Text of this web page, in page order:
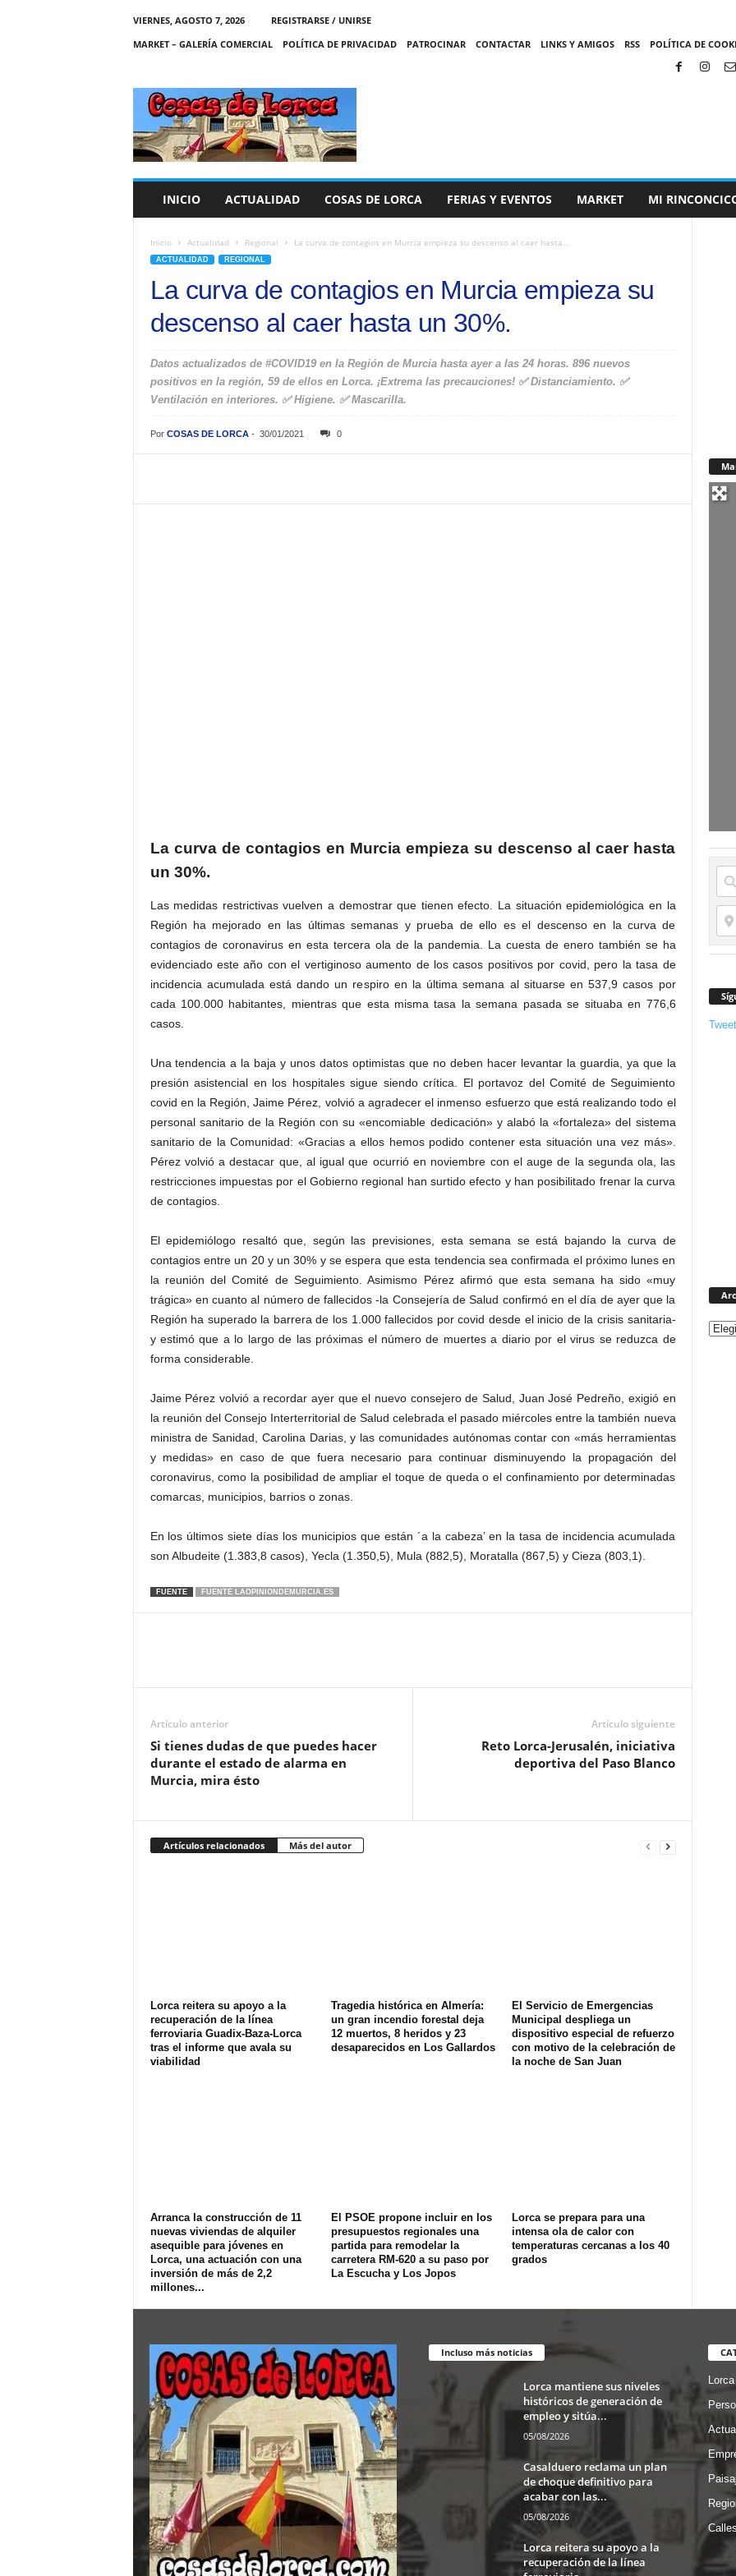
VIERNES, AGOSTO 7, 2026
REGISTRARSE / UNIRSE
MARKET – GALERÍA COMERCIAL
POLÍTICA DE PRIVACIDAD PATROCINAR CONTACTAR LINKS Y AMIGOS RSS POLÍTICA DE
C
A
S
INICIO ACTUALIDAD COSAS DE LORCA FERIAS Y EVENTOS MARKET MI
Inicio Actualidad Regional La curva de contagios en Murcia empieza su descenso al caer hasta...
ACTUALIDAD REGIONAL
La curva de contagios en Murcia empieza su
descenso al caer hasta un 30%.
Datos actualizados de #COVID19 en la Región de Murcia hasta ayer a las 24 horas. 896 nuevos
positivos en la región, 59 de ellos en Lorca. ¡Extrema las precauciones! ✅ Distanciamiento. ✅
Ventilación en interiores. ✅ Higiene. ✅ Mascarilla.
Por COSAS DE LORCA- 30/01/2021 0
La curva de contagios en Murcia empieza su descenso al caer hasta
un 30%.
Las medidas restrictivas vuelven a demostrar que tienen efecto. La situación epidemiológica en la
Región ha mejorado en las últimas semanas y prueba de ello es el descenso en la curva de
contagios de coronavirus en esta tercera ola de la pandemia. La cuesta de enero también se ha
evidenciado este año con el vertiginoso aumento de los casos positivos por covid, pero la tasa de
incidencia acumulada está dando un respiro en la última semana al situarse en 537,9 casos por
cada 100.000 habitantes, mientras que esta misma tasa la semana pasada se situaba en 776,6
casos.
Una tendencia a la baja y unos datos optimistas que no deben hacer levantar la guardia, ya que la
presión asistencial en los hospitales sigue siendo crítica. El portavoz del Comité de Seguimiento
covid en la Región, Jaime Pérez, volvió a agradecer el inmenso esfuerzo que está realizando todo el
personal sanitario de la Región con su «encomiable dedicación» y alabó la «fortaleza» del sistema
sanitario de la Comunidad: «Gracias a ellos hemos podido contener esta situación una vez más».
Pérez volvió a destacar que, al igual que ocurrió en noviembre con el auge de la segunda ola, las
restricciones impuestas por el Gobierno regional han surtido efecto y han posibilitado frenar la curva
de contagios.
El epidemiólogo resaltó que, según las previsiones, esta semana se está bajando la curva de
contagios entre un 20 y un 30% y se espera que esta tendencia sea confirmada el próximo lunes en
la reunión del Comité de Seguimiento. Asimismo Pérez afirmó que esta semana ha sido «muy
trágica» en cuanto al número de fallecidos -la Consejería de Salud confirmó en el día de ayer que la
Región ha superado la barrera de los 1.000 fallecidos por covid desde el inicio de la crisis sanitaria-
y estimó que a lo largo de las próximas el número de muertes a diario por el virus se reduzca de
forma considerable.
Jaime Pérez volvió a recordar ayer que el nuevo consejero de Salud, Juan José Pedreño, exigió en
la reunión del Consejo Interterritorial de Salud celebrada el pasado miércoles entre la también nueva
ministra de Sanidad, Carolina Darias, y las comunidades autónomas contar con «más herramientas
y medidas» en caso de que fuera necesario para continuar disminuyendo la propagación del
coronavirus, como la posibilidad de ampliar el toque de queda o el confinamiento por determinadas
comarcas, municipios, barrios o zonas.
En los últimos siete días los municipios que están ´a la cabeza’ en la tasa de incidencia acumulada
son Albudeite (1.383,8 casos), Yecla (1.350,5), Mula (882,5), Moratalla (867,5) y Cieza (803,1).
FUENTE FUENTE LAOPINIONDEMURCIA.ES
Artículo anterior
Si tienes dudas de que puedes hacer
durante el estado de alarma en
Murcia, mira ésto
Artículo siguiente
Reto Lorca-Jerusalén, iniciativa
deportiva del Paso Blanco
Artículos relacionados Más del autor
Lorca reitera su apoyo a la
recuperación de la línea
ferroviaria Guadix-Baza-Lorca
tras el informe que avala su
viabilidad
Tragedia histórica en Almería:
un gran incendio forestal deja
12 muertos, 8 heridos y 23
desaparecidos en Los Gallardos
El Servicio de Emergencias
Municipal despliega un
dispositivo especial de refuerzo
con motivo de la celebración de
la noche de San Juan
Arranca la construcción de 11
nuevas viviendas de alquiler
asequible para jóvenes en
Lorca, una actuación con una
inversión de más de 2,2
millones...
El PSOE propone incluir en los
presupuestos regionales una
partida para remodelar la
carretera RM-620 a su paso por
La Escucha y Los Jopos
Lorca se prepara para una
intensa ola de calor con
temperaturas cercanas a los 40
grados
Incluso más noticias
Lorca mantiene sus niveles
históricos de generación de
empleo y sitúa...
05/08/2026
Casalduero reclama un plan
de choque definitivo para
acabar con las...
05/08/2026
Lorca reitera su apoyo a la
recuperación de la línea
Lorca